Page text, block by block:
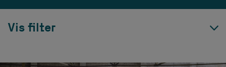
Vis filter